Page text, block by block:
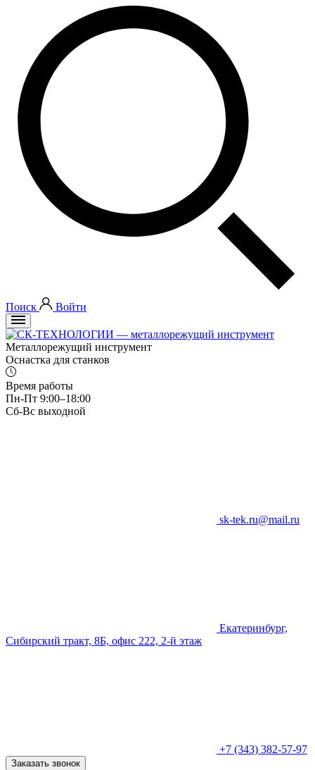
Поиск Войти
Металлорежущий инструмент
Оснастка для станков
Время работы
Пн-Пт 9:00–18:00
Сб-Вс выходной
sk-tek.ru@mail.ru
Екатеринбург,
Сибирский тракт, 8Б, офис 222, 2-й этаж
+7 (343) 382-57-97
Заказать звонок